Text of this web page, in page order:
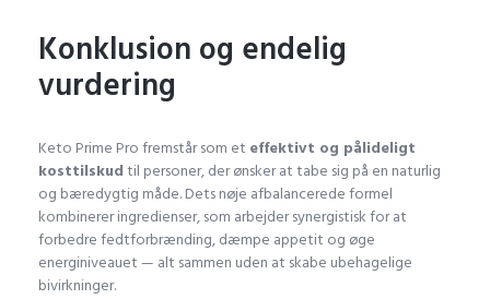
Konklusion og endelig
vurdering
Keto Prime Pro fremstår som et effektivt og pålideligt
kosttilskudtil personer, der ønsker at tabe sig på en naturlig
og bæredygtig måde. Dets nøje afbalancerede formel
kombinerer ingredienser, som arbejder synergistisk for at
forbedre fedtforbrænding, dæmpe appetit og øge
energiniveauet — alt sammen uden at skabe ubehagelige
bivirkninger.